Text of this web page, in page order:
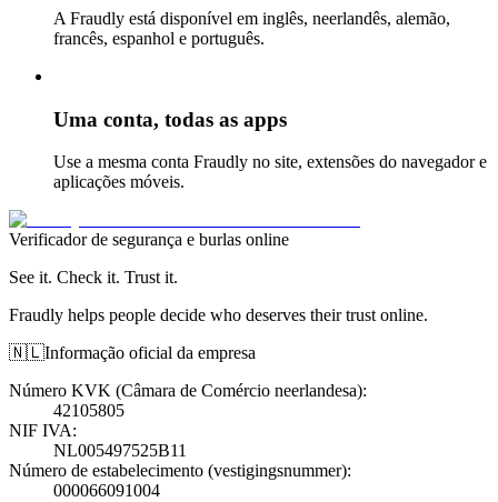
A Fraudly está disponível em inglês, neerlandês, alemão,
francês, espanhol e português.
Uma conta, todas as apps
Use a mesma conta Fraudly no site, extensões do navegador e
aplicações móveis.
Verificador de segurança e burlas online
See it. Check it. Trust it.
Fraudly helps people decide who deserves their trust online.
🇳🇱Informação oficial da empresa
Número KVK (Câmara de Comércio neerlandesa):
42105805
NIF IVA:
NL005497525B11
Número de estabelecimento (vestigingsnummer):
000066091004